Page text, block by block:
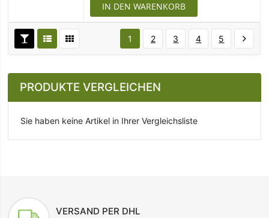
IN DEN WARENKORB
1 2 3 4 5
PRODUKTE VERGLEICHEN
Sie haben keine Artikel in Ihrer Vergleichsliste
VERSAND PER DHL